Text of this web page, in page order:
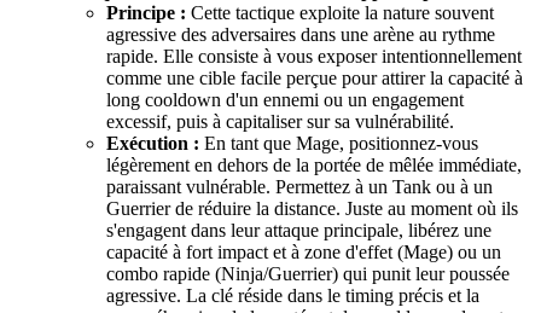
Principe : Cette tactique exploite la nature souvent
agressive des adversaires dans une arène au rythme
rapide. Elle consiste à vous exposer intentionnellement
comme une cible facile perçue pour attirer la capacité à
long cooldown d'un ennemi ou un engagement
excessif, puis à capitaliser sur sa vulnérabilité.
Exécution : En tant que Mage, positionnez-vous
légèrement en dehors de la portée de mêlée immédiate,
paraissant vulnérable. Permettez à un Tank ou à un
Guerrier de réduire la distance. Juste au moment où ils
s'engagent dans leur attaque principale, libérez une
capacité à fort impact et à zone d'effet (Mage) ou un
combo rapide (Ninja/Guerrier) qui punit leur poussée
agressive. La clé réside dans le timing précis et la